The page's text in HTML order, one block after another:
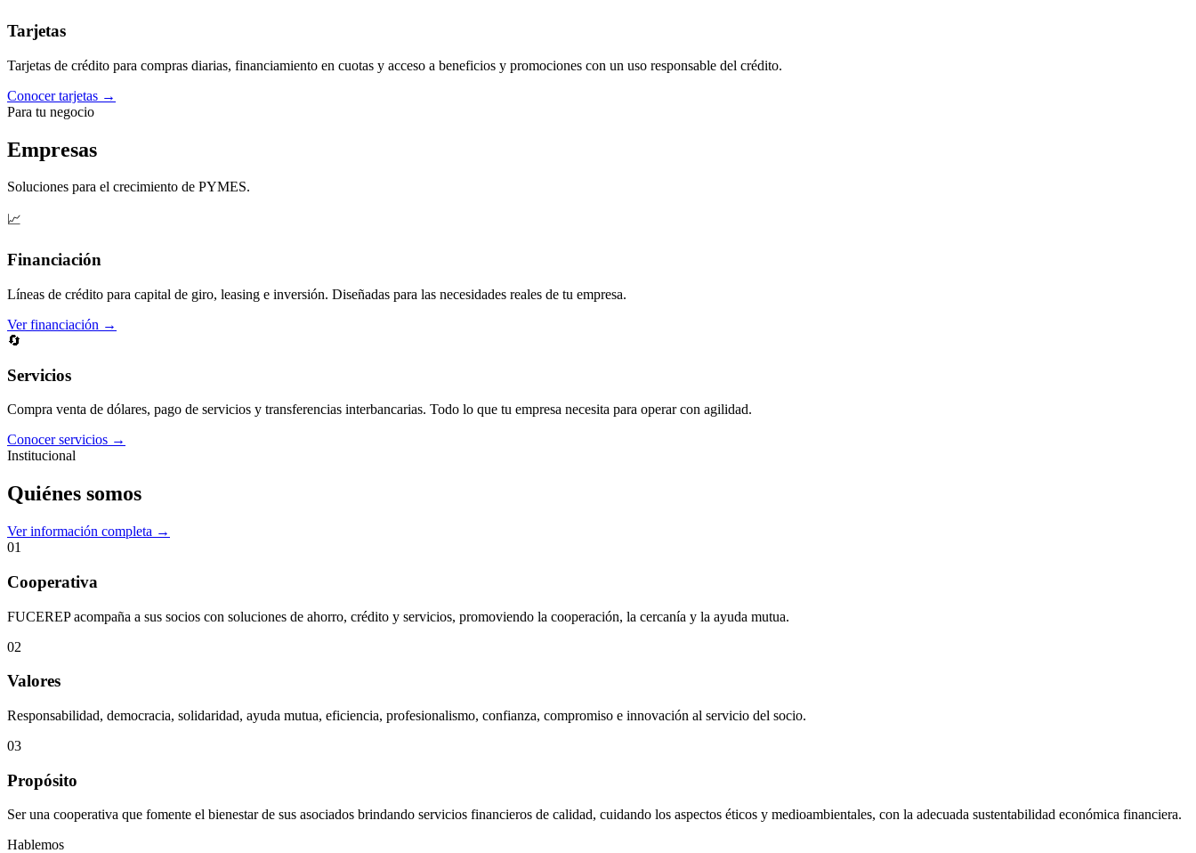
Tarjetas
Tarjetas de crédito para compras diarias, financiamiento en cuotas y acceso a beneficios y promociones con un uso responsable del crédito.
Conocer tarjetas →
Para tu negocio
Empresas
Soluciones para el crecimiento de PYMES.
📈
Financiación
Líneas de crédito para capital de giro, leasing e inversión. Diseñadas para las necesidades reales de tu empresa.
Ver financiación →
🔄
Servicios
Compra venta de dólares, pago de servicios y transferencias interbancarias. Todo lo que tu empresa necesita para operar con agilidad.
Conocer servicios →
Institucional
Quiénes somos
Ver información completa →
01
Cooperativa
FUCEREP acompaña a sus socios con soluciones de ahorro, crédito y servicios, promoviendo la cooperación, la cercanía y la ayuda mutua.
02
Valores
Responsabilidad, democracia, solidaridad, ayuda mutua, eficiencia, profesionalismo, confianza, compromiso e innovación al servicio del socio.
03
Propósito
Ser una cooperativa que fomente el bienestar de sus asociados brindando servicios financieros de calidad, cuidando los aspectos éticos y medioambientales, con la adecuada sustentabilidad económica financiera.
Hablemos